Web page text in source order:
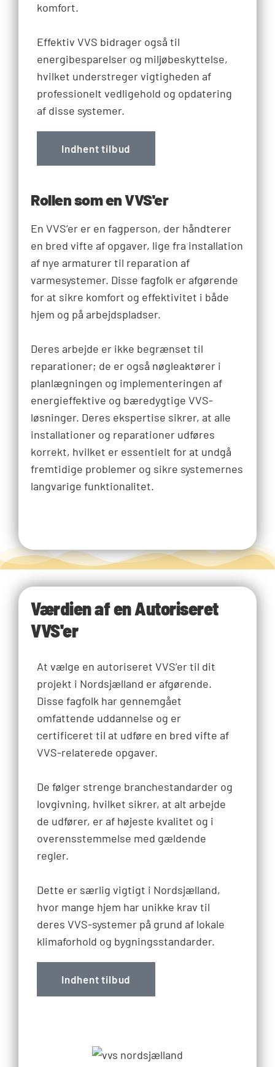
komfort.
Effektiv VVS bidrager også til
energibesparelser og miljøbeskyttelse,
hvilket understreger vigtigheden af
professionelt vedligehold og opdatering
af disse systemer.
Indhent tilbud
Rollen som en VVS'er
En VVS’er er en fagperson, der håndterer
en bred vifte af opgaver, lige fra installation
af nye armaturer til reparation af
varmesystemer. Disse fagfolk er afgørende
for at sikre komfort og effektivitet i både
hjem og på arbejdspladser.
Deres arbejde er ikke begrænset til
reparationer; de er også nøgleaktører i
planlægningen og implementeringen af
energieffektive og bæredygtige VVS-
løsninger. Deres ekspertise sikrer, at alle
installationer og reparationer udføres
korrekt, hvilket er essentielt for at undgå
fremtidige problemer og sikre systemernes
langvarige funktionalitet.
Værdien af en Autoriseret
VVS'er
At vælge en autoriseret VVS’er til dit
projekt i Nordsjælland er afgørende.
Disse fagfolk har gennemgået
omfattende uddannelse og er
certificeret til at udføre en bred vifte af
VVS-relaterede opgaver.
De følger strenge branchestandarder og
lovgivning, hvilket sikrer, at alt arbejde
de udfører, er af højeste kvalitet og i
overensstemmelse med gældende
regler.
Dette er særlig vigtigt i Nordsjælland,
hvor mange hjem har unikke krav til
deres VVS-systemer på grund af lokale
klimaforhold og bygningsstandarder.
Indhent tilbud